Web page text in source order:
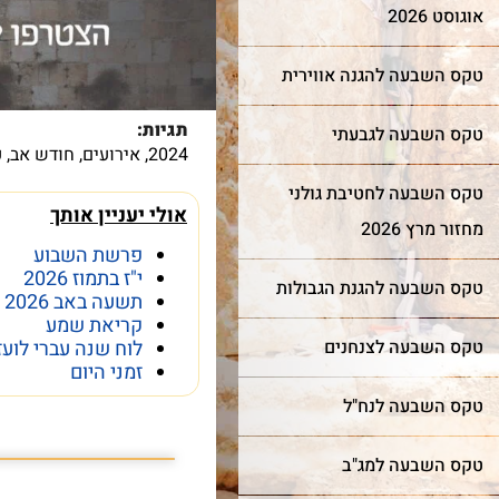
אוגוסט 2026
טקס השבעה להגנה אווירית
טקס השבעה לגבעתי
טקס השבעה לחטיבת גולני
מחזור מרץ 2026
טקס השבעה להגנת הגבולות
טקס השבעה לצנחנים
טקס השבעה לנח"ל
טקס השבעה למג"ב
תגיות:
2024
,אירועים, חודש אב,
אולי יעניין אותך
פרשת השבוע
י"ז בתמוז 2026
תשעה באב 2026
קריאת שמע
לוח שנה עברי
זמני היום